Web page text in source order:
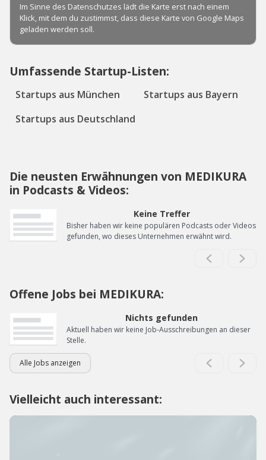
Umfassende Startup-Listen:
Startups aus München
Startups aus Bayern
Startups aus Deutschland
Die neusten Erwähnungen von MEDIKURA
in Podcasts & Videos:
Keine Treffer
Bisher haben wir keine populären Podcasts oder Videos
gefunden, wo dieses Unternehmen erwähnt wird.
Offene Jobs bei MEDIKURA:
Nichts gefunden
Aktuell haben wir keine Job-Ausschreibungen an dieser
Stelle.
Alle Jobs anzeigen
Vielleicht auch interessant: